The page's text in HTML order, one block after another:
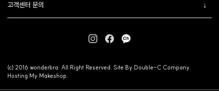
고객센터 문의
(c) 2016 wonderbra. All Right Reserved. Site By Double-C Company.
Hosting My Makeshop.